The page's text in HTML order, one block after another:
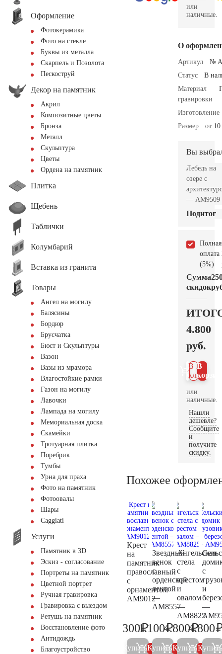
Оформление
Фотокерамика
Фото на стекле
Буквы из металла
Скарпель и Позолота
Пескоструй
Декор на памятник
Акрил
Композитные цветы
Бронза
Металл
Скульптура
Цветы
Ордена на памятник
Плитка
Щебень
Таблички
Колумбарий
Вставка из гранита
Товары
Ангел на могилу
Балясины
Бордюр
Брусчатка
Бюст и Скульптуры
Вазон
Вазы из мрамора
Влагостойкие рамки
Газон на могилу
Лавочки
Лампада на могилу
Мемориальная доска
Скамейки
Тротуарная плитка
Поребрик
Тумбы
Урна для праха
Фото на памятник
Фотоовалы
Шары
Сaggiati
Услуги
Памятник в 3D
Эскиз - согласование
Портреты на памятник
Цветной портрет
Ручная гравировка
Гравировка с выездом
Ретушь на памятник
Восстановление фото
Антидождь
Благоустройство
или
наличные.
О
Артикул
№
Статус
В
Материал
гравировки
Изготовление
Размер
от
Вы
Лебедь на
озере с
— AM9509
Подитог
Полная
оплата
(5%)
Сумма
скидок
4.800
руб.
В
В 1
клик
или
наличные.
Нашли
дешевле?
Сообщите
и
получите
скидку.
Похожее
Крест
на
памятник
православный
с
орнаментом
AM9012
300
300₽
Купить 5%
Звездный
венок
с
орденской
лентой
—
AM8557
1.200
1.100₽
Купить 5%
Ангельская
стела
с
крестом
и
овалом
—
AM8825
5.000
4.800₽
Купить 5%
с
и
—
4.800
Купить